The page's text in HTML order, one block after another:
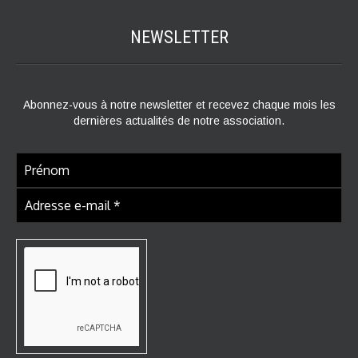
NEWSLETTER
Abonnez-vous à notre newsletter et recevez chaque mois les
dernières actualités de notre association.